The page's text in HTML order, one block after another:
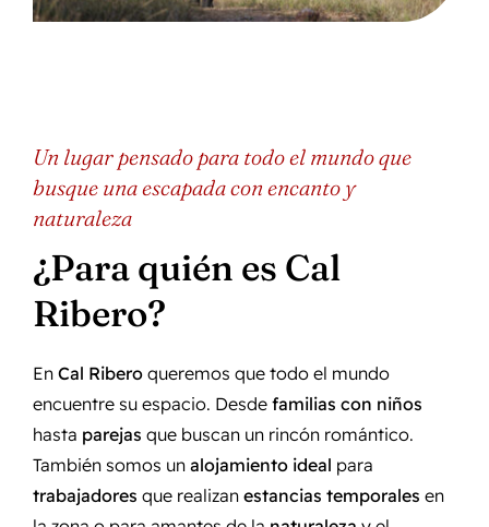
Un lugar pensado para todo el mundo que
busque una escapada con encanto y
naturaleza
¿Para quién es Cal
Ribero?
En Cal Ribero queremos que todo el mundo
encuentre su espacio. Desde familias con niños
hasta parejas que buscan un rincón romántico.
También somos un alojamiento ideal para
trabajadores que realizan estancias temporales en